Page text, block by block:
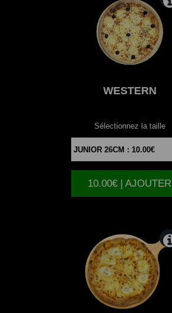
WESTERN
Sélectionnez la taille
10.00€ | AJOUTER